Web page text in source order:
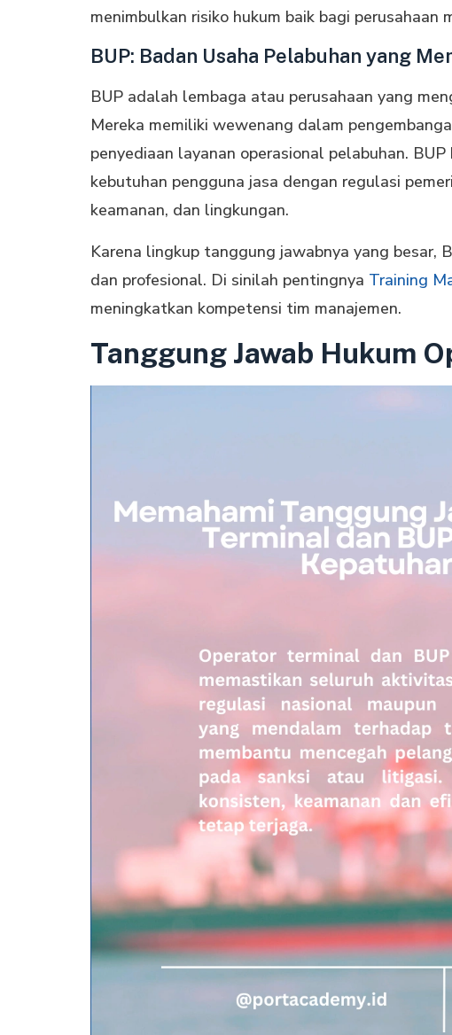
menimbulkan risiko hukum baik bagi perusahaan
BUP: Badan Usaha Pelabuhan yang
BUP adalah lembaga atau perusahaan yang
Mereka memiliki wewenang dalam
penyediaan layanan operasional pelabuhan.
kebutuhan pengguna jasa dengan regulasi
keamanan, dan lingkungan.
Karena lingkup tanggung jawabnya yang besar,
dan profesional. Di sinilah pentingnya Training
meningkatkan kompetensi tim manajemen.
Tanggung Jawab Hukum